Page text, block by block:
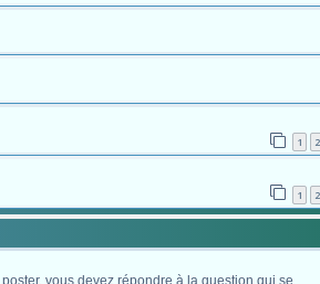
1 2
1 2